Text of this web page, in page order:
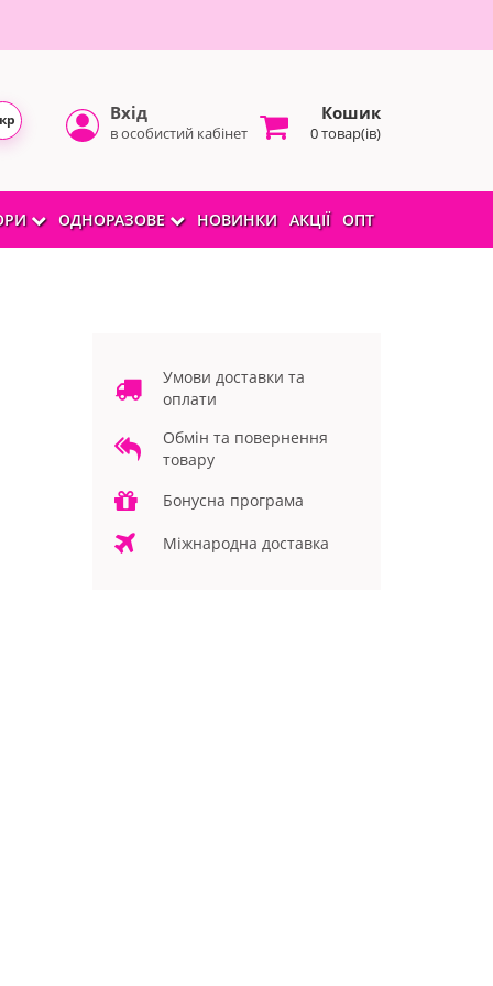
Вхід
в особистий кабінет
Кошик
0 товар(ів)
ОДНОРАЗОВЕ НОВИНКИ АКЦІЇ ОПТ
Умови доставки та
оплати
Обмін та повернення
товару
Бонусна програма
Міжнародна доставка